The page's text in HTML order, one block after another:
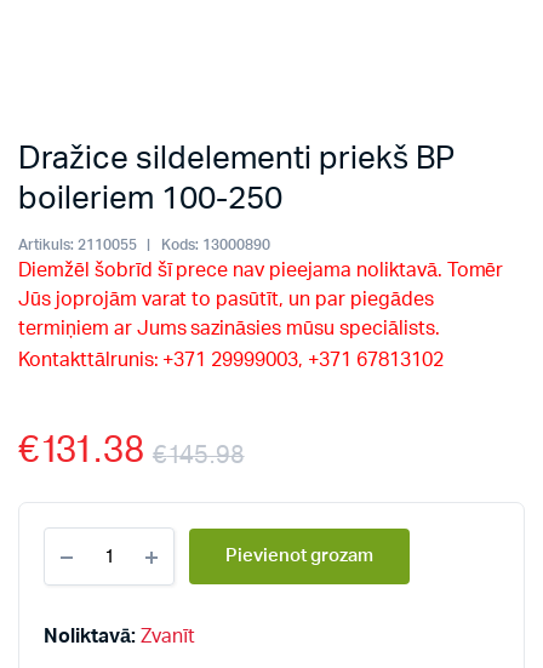
Dražice sildelementi priekš BP
boileriem 100-250
Artikuls: 2110055 Kods: 13000890
Diemžēl šobrīd šī prece nav pieejama noliktavā. Tomēr
Jūs joprojām varat to pasūtīt, un par piegādes
termiņiem ar Jums sazināsies mūsu speciālists.
Kontakttālrunis: +371 29999003, +371 67813102
€145.98
€131.38
sildelementi
priekš
boileriem
Pievienot grozam
Noliktavā: Zvanīt